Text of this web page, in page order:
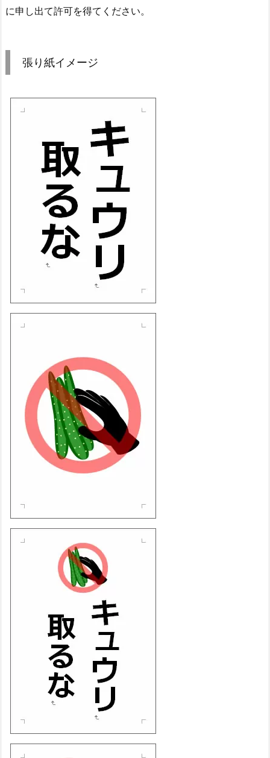
に申し出て許可を得てください。
張り紙イメージ